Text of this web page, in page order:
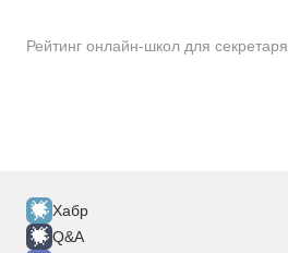
Рейтинг онлайн-школ для секретаря
Хабр
Q&A